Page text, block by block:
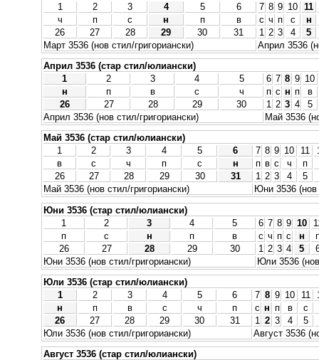
1
2 3 4 5 6 7 8 9 10 11
ч
п с н п в с ч п с
н
26
27 28 29 30 31 1 2 3 4
5
Март 3536 (нов стил/григориански)
Април 3536
Април 3536 (стар стил/юлиански)
1
2 3 4 5 6 7 8 9 10
н
п в с ч п с н п
в
26
27 28 29 30 1 2 3 4
5
Април 3536 (нов стил/григориански)
Май 3536
Май 3536 (стар стил/юлиански)
1
2 3 4 5 6 7 8 9 10 11
в
с ч п с н п в с ч
п
26
27 28 29 30 31 1 2 3 4
5
Май 3536 (нов стил/григориански)
Юни 3536 (нов
Юни 3536 (стар стил/юлиански)
1
2 3 4 5 6 7 8 9 10
п
с н п в с ч п с н
26
27 28 29 30 1 2 3 4 5
Юни 3536 (нов стил/григориански)
Юли 3536 (нов
Юли 3536 (стар стил/юлиански)
1
2 3 4 5 6 7 8 9 10 11
н
п в с ч п с н п в
с
26
27 28 29 30 31 1 2 3 4
5
Юли 3536 (нов стил/григориански)
Август 3536
Август 3536 (стар стил/юлиански)